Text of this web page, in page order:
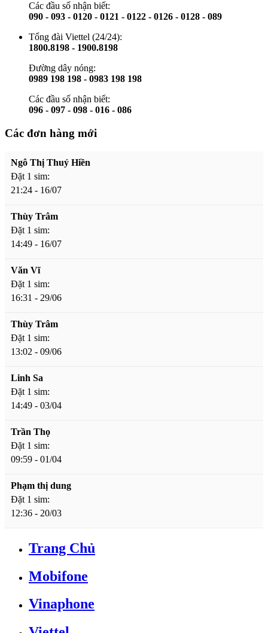
Các đầu số nhận biết:
090 - 093 - 0120 - 0121 - 0122 - 0126 - 0128 - 089
Tổng đài Viettel (24/24):
1800.8198 - 1900.8198
Đường dây nóng:
0989 198 198 - 0983 198 198
Các đầu số nhận biết:
096 - 097 - 098 - 016 - 086
Các đơn hàng mới
Ngô Thị Thuý Hiền
Đặt 1 sim:
21:24 - 16/07
Thùy Trâm
Đặt 1 sim:
14:49 - 16/07
Văn Vĩ
Đặt 1 sim:
16:31 - 29/06
Thùy Trâm
Đặt 1 sim:
13:02 - 09/06
Linh Sa
Đặt 1 sim:
14:49 - 03/04
Trần Thọ
Đặt 1 sim:
09:59 - 01/04
Phạm thị dung
Đặt 1 sim:
12:36 - 20/03
Trang Chủ
Mobifone
Vinaphone